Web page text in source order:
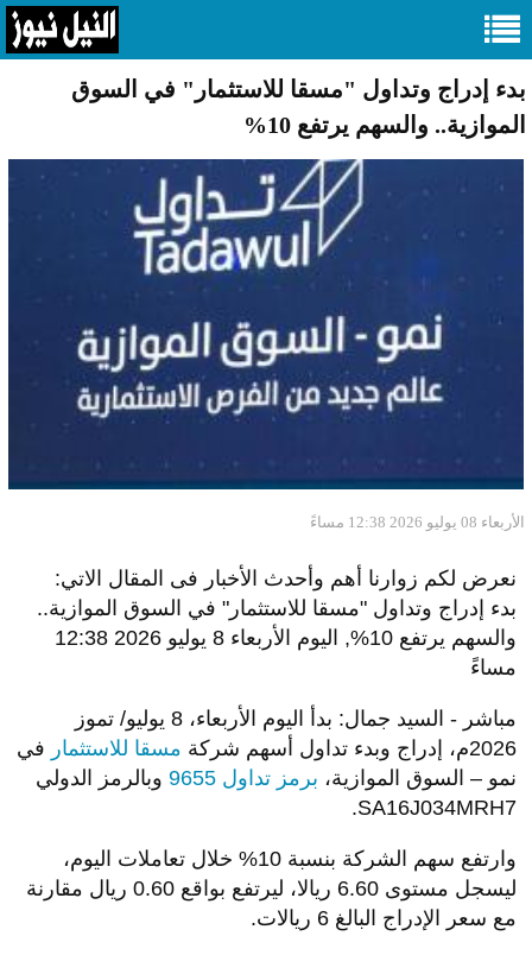
بدء إدراج وتداول "مسقا للاستثمار" في السوق
الموازية.. والسهم يرتفع 10%
الأربعاء 08 يوليو 2026 12:38 مساءً
نعرض لكم زوارنا أهم وأحدث الأخبار فى المقال الاتي:
بدء إدراج وتداول "مسقا للاستثمار" في السوق الموازية..
والسهم يرتفع 10%, اليوم الأربعاء 8 يوليو 2026 12:38
مساءً
مباشر - السيد جمال: بدأ اليوم الأربعاء، 8 يوليو/ تموز
2026م، إدراج وبدء تداول أسهم شركة
مسقا للاستثمار في
نمو – السوق الموازية، برمز تداول 9655
وبالرمز الدولي
SA16J034MRH7.
وارتفع سهم الشركة بنسبة 10% خلال تعاملات اليوم،
ليسجل مستوى 6.60 ريالا، ليرتفع بواقع 0.60 ريال مقارنة
مع سعر الإدراج البالغ 6 ريالات.